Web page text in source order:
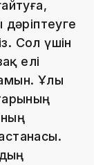
Сол үшін
елі
Ұлы